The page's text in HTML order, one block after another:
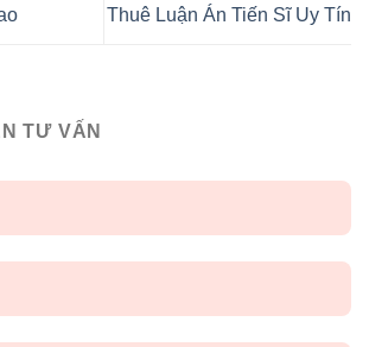
Thuê Luận Án Tiến Sĩ Uy Tín
TƯ VẤN